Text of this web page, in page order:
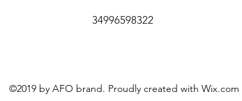
34996598322
©2019 by AFO brand. Proudly created with Wix.com